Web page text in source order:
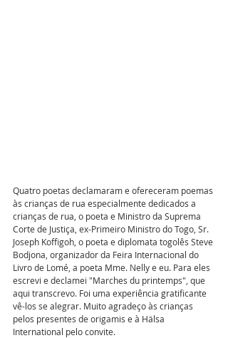
Quatro poetas declamaram e ofereceram poemas
às crianças de rua especialmente dedicados a
crianças de rua, o poeta e Ministro da Suprema
Corte de Justiça, ex-Primeiro Ministro do Togo, Sr.
Joseph Koffigoh, o poeta e diplomata togolês Steve
Bodjona, organizador da Feira Internacional do
Livro de Lomé, a poeta Mme. Nelly e eu. Para eles
escrevi e declamei "Marches du printemps", que
aqui transcrevo. Foi uma experiência gratificante
vê-los se alegrar. Muito agradeço às crianças
pelos presentes de origamis e à Hälsa
International pelo convite.